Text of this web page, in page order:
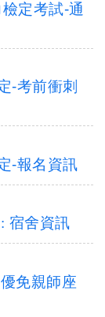
定考試-通
-考前衝刺
-報名資訊
宿舍資訊
免親師座